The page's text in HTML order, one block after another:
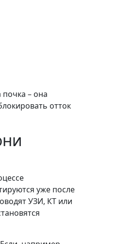
– она
отток
уже после
УЗИ, КТ или